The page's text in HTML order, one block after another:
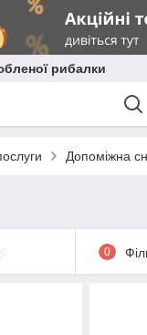
рибалки
Допоміжна
0